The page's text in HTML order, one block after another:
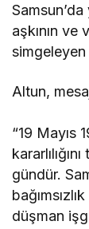
Samsun’da
aşkının
Altun,
“19 Mayıs
gündür.
düşman